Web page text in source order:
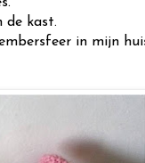
de kast.
in mijn